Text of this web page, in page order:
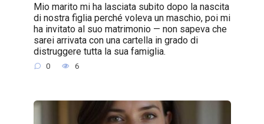
Mio marito mi ha lasciata subito dopo la nascita
di nostra figlia perché voleva un maschio, poi mi
ha invitato al suo matrimonio — non sapeva che
sarei arrivata con una cartella in grado di
distruggere tutta la sua famiglia.
0 6